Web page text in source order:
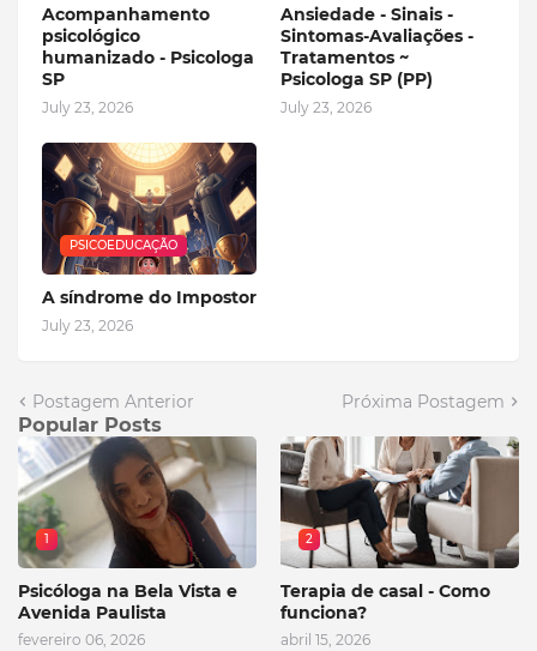
Acompanhamento
psicológico
humanizado - Psicologa
SP
July 23, 2026
Ansiedade - Sinais -
Sintomas-Avaliações -
Tratamentos ~
Psicologa SP (PP)
July 23, 2026
PSICOEDUCAÇÃO
A síndrome do Impostor
July 23, 2026
Postagem Anterior Próxima Postagem
Popular Posts
1
Psicóloga na Bela Vista e
Avenida Paulista
fevereiro 06, 2026
2
Terapia de casal - Como
funciona?
abril 15, 2026